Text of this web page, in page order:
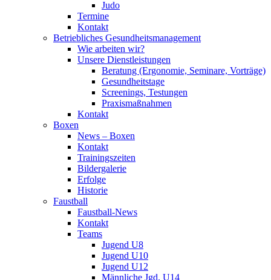
Judo
Termine
Kontakt
Betriebliches Gesundheits­management
Wie arbeiten wir?
Unsere Dienstleistungen
Beratung (Ergonomie, Seminare, Vorträge)
Gesundheitstage
Screenings, Testungen
Praxismaßnahmen
Kontakt
Boxen
News – Boxen
Kontakt
Trainingszeiten
Bildergalerie
Erfolge
Historie
Faustball
Faustball-News
Kontakt
Teams
Jugend U8
Jugend U10
Jugend U12
Männliche Jgd. U14